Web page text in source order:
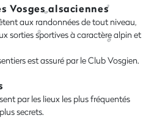
Vosges alsaciennes
aux randonnées de tout niveau,
sorties sportives à caractère alpin et
est assuré par le Club Vosgien.
par les lieux les plus fréquentés
secrets.